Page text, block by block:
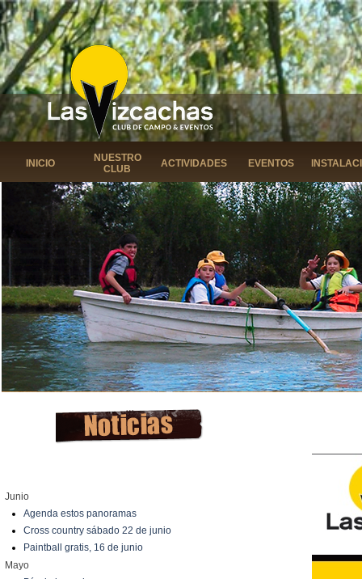
INICIO
NUESTRO
CLUB
ACTIVIDADES EVENTOS
Junio
Agenda estos panoramas
Cross country sábado 22 de junio
Paintball gratis, 16 de junio
Mayo